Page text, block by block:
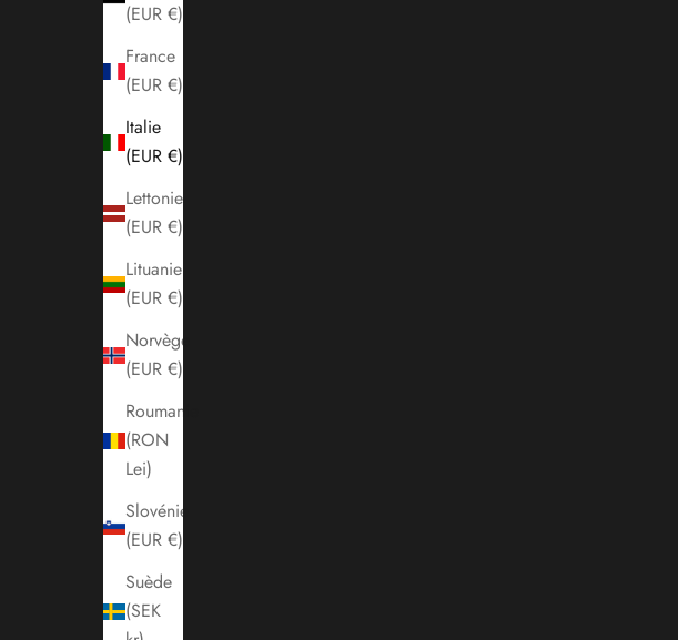
(EUR €)
France
(EUR €)
Italie
(EUR €)
Lettonie
(EUR €)
Lituanie
(EUR €)
Norvège
(EUR €)
Roumanie
(RON
Lei)
Slovénie
(EUR €)
Suède
(SEK